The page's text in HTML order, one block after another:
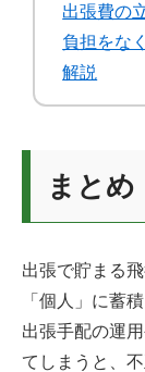
出張費の
負担をな
解説
まとめ
出張で貯まる
「個人」に蓄
出張手配の運
てしまうと、